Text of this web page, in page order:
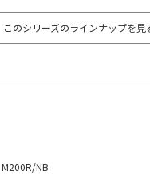
このシリーズのラインナップを見
M200R/NB